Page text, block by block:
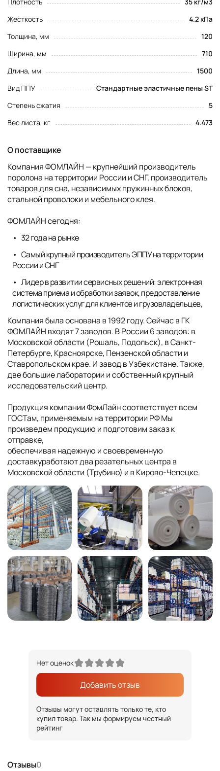
Жесткость
4.2 кПа
Толщина, мм
120
Ширина, мм
710
Длина, мм
1500
Вид ППУ
Стандартные эластичные пены ST
Степень сжатия
5
Вес листа, кг
4.473
О поставщике
Компания ФОМЛАЙН — крупнейший производитель
поролона на территории России и СНГ, производитель
товаров для сна, независимых пружинных блоков,
стальной проволоки и мебельного клея.
ФОМЛАЙН сегодня:
32 года на рынке
Самый крупный производитель ЭППУ на территории
России и СНГ
Лидер в развитии сервисных решений: электронная
система приема и обработки заявок, предоставление
логистических услуг для клиентов и грузовладельцев,
Компания была основана в 1992 году. Сейчас в ГК
ФОМЛАЙН входят 7 заводов. В России 6 заводов: в
Московской области (Рошаль, Подольск), в Санкт-
Петербурге, Красноярске, Пензенской области и
Ставропольском крае. И завод в Узбекистане. Также,
две большие лаборатории и собственный крупный
исследовательский центр.
Продукция компании ФомЛайн соответствует всем
ГОСТам, применяемым на территории РФ Мы
произведем продукцию и подготовим заказ к
отправке,
обеспечивая надежную и своевременную
доставкуработают два резательных центра в
Московской области (Трубино) и в Кирово-Чепецке.
Отзывы0
Нет оценок
Добавить отзыв
Отзывы могут оставлять только те, кто
купил товар. Так мы формируем честный
рейтинг